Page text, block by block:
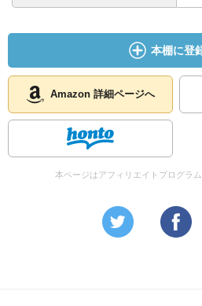
何十年間ずっと人間の観察を続
の見方の正しさを裏付けるばか
察し、あのころ接した患者と同
に人間を描いてきた。それは真
い。不愉快な姿だと思う人が結構
った見方で描かれた姿であるのは
によって見ているのだから、当
で、楽天的で、健康で、感傷的
を描くのに一貫性をもって描い
浮かぶ映像の中からあり合せの
立て上げるようである。彼らは
本棚に登
Amazon 詳細ページへ
本ページはアフィリエイトプログラ